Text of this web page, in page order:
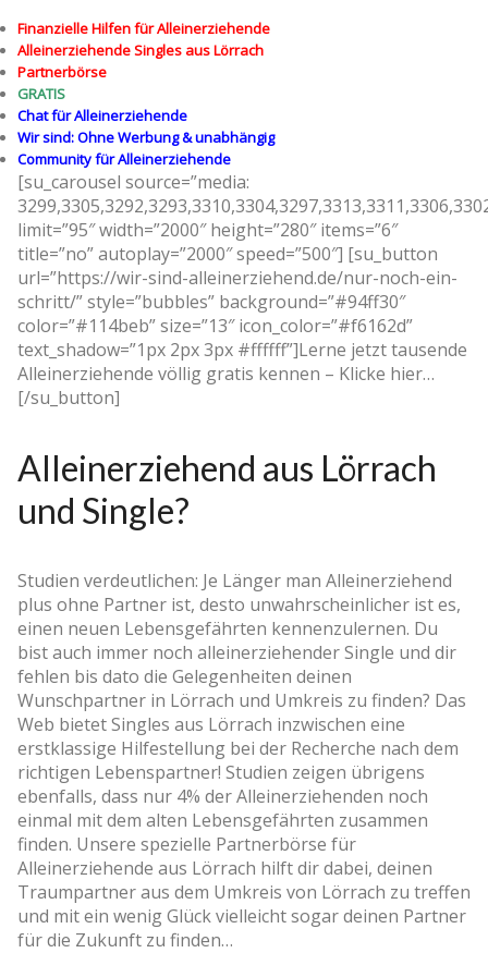
Finanzielle Hilfen für Alleinerziehende
Alleinerziehende Singles aus Lörrach
Partnerbörse
GRATIS
Chat für Alleinerziehende
Wir sind: Ohne Werbung & unabhängig
Community für Alleinerziehende
[su_carousel source=”media:
limit=”95″ width=”2000″ height=”280″ items=”6″
title=”no” autoplay=”2000″ speed=”500″] [su_button
url=”https://wir-sind-alleinerziehend.de/nur-noch-ein-
schritt/” style=”bubbles” background=”#94ff30″
color=”#114beb” size=”13″ icon_color=”#f6162d”
text_shadow=”1px 2px 3px #ffffff”]Lerne jetzt tausende
Alleinerziehende völlig gratis kennen – Klicke hier…
[/su_button]
Alleinerziehend aus Lörrach
und Single?
Studien verdeutlichen: Je Länger man Alleinerziehend
plus ohne Partner ist, desto unwahrscheinlicher ist es,
einen neuen Lebensgefährten kennenzulernen. Du
bist auch immer noch alleinerziehender Single und dir
fehlen bis dato die Gelegenheiten deinen
Wunschpartner in Lörrach und Umkreis zu finden? Das
Web bietet Singles aus Lörrach inzwischen eine
erstklassige Hilfestellung bei der Recherche nach dem
richtigen Lebenspartner! Studien zeigen übrigens
ebenfalls, dass nur 4% der Alleinerziehenden noch
einmal mit dem alten Lebensgefährten zusammen
finden. Unsere spezielle Partnerbörse für
Alleinerziehende aus Lörrach hilft dir dabei, deinen
Traumpartner aus dem Umkreis von Lörrach zu treffen
und mit ein wenig Glück vielleicht sogar deinen Partner
für die Zukunft zu finden…